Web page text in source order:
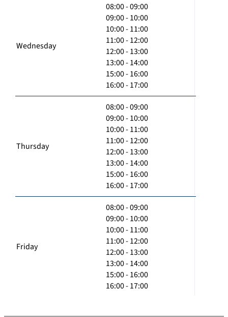
Wednesday
08:00 - 09:00
09:00 - 10:00
10:00 - 11:00
11:00 - 12:00
12:00 - 13:00
13:00 - 14:00
15:00 - 16:00
16:00 - 17:00
Thursday
08:00 - 09:00
09:00 - 10:00
10:00 - 11:00
11:00 - 12:00
12:00 - 13:00
13:00 - 14:00
15:00 - 16:00
16:00 - 17:00
Friday
08:00 - 09:00
09:00 - 10:00
10:00 - 11:00
11:00 - 12:00
12:00 - 13:00
13:00 - 14:00
15:00 - 16:00
16:00 - 17:00